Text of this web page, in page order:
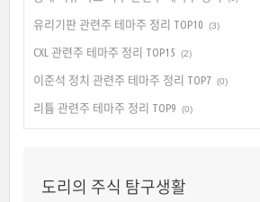
유리기판 관련주 테마주 정리 TOP10 (3)
CXL 관련주 테마주 정리 TOP15 (2)
이준석 정치 관련주 테마주 정리 TOP7 (0)
리튬 관련주 테마주 정리 TOP9 (0)
도리의 주식 탐구생활